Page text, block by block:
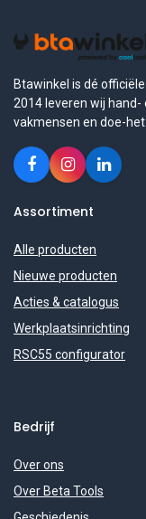
Btawinkel is dé
2014 leveren wij
vakmensen en doe-
Assortiment
Alle producten
Nieuwe producten
Acties & catalogus
Werkplaatsinrichting
RSC55 configurator
Bedrijf
Over ons
Over Beta Tools